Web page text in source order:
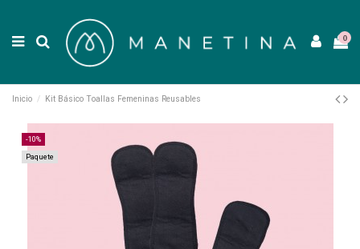
0
Inicio Kit Básico Toallas Femeninas Reusables
-10%
Paquete